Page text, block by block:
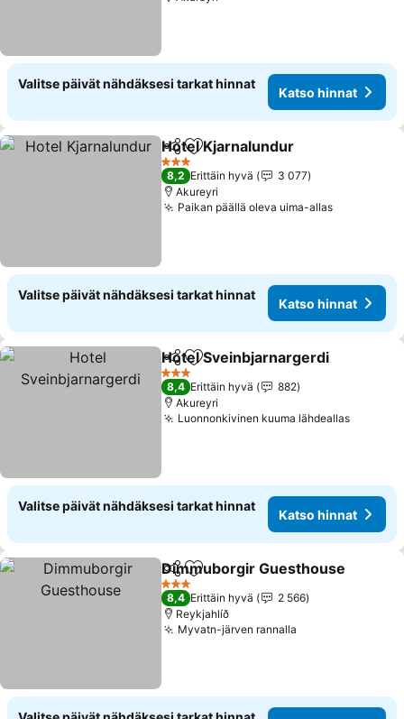
Valitse päivät nähdäksesi tarkat hinnat
Katso hinnat
Jaa Lisää suosikkeihin
Hotel Kjarnalundur
3 Tähtiluokitus
8,2 Erittäin hyvä
3 077
Akureyri
Paikan päällä oleva uima-allasKatso
Valitse päivät nähdäksesi tarkat hinnat
Katso hinnat
Jaa Lisää suosikkeihin
Hotel Sveinbjarnargerdi
3 Tähtiluokitus
8,4 Erittäin hyvä
882
Akureyri
Luonnonkivinen kuuma lähdeallasKatso
Valitse päivät nähdäksesi tarkat hinnat
Katso hinnat
Jaa Lisää suosikkeihin
Dimmuborgir Guesthouse
3 Tähtiluokitus
8,4 Erittäin hyvä
2 566
Reykjahlíð
Myvatn-järven rannalla